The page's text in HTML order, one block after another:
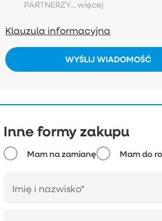
PARTNERZY... więcej
Klauzula informacyjna
WYŚLIJ WIADOMOŚĆ
Inne formy zakupu
Mam na zamianę Mam do